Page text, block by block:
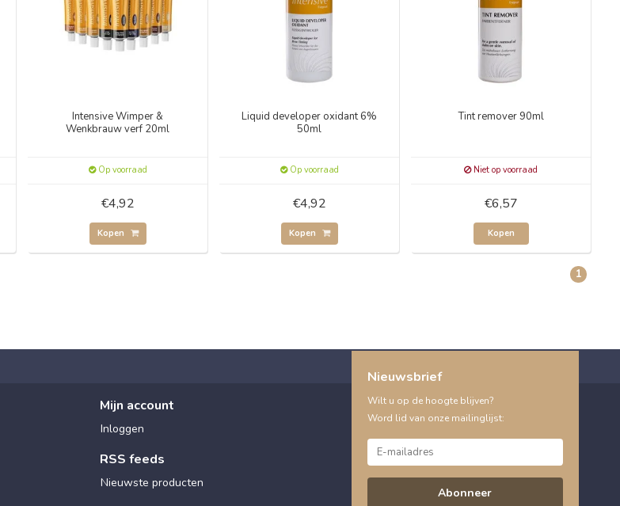
Intensive Wimper &
Wenkbrauw verf 20ml
Op voorraad
€4,92
Kopen
Liquid developer oxidant 6%
50ml
Op voorraad
€4,92
Kopen
Tint remover 90ml
Niet op voorraad
€6,57
Kopen
1
Mijn account
Inloggen
RSS feeds
Nieuwste producten
Nieuwsbrief
Wilt u op de hoogte blijven?
Word lid van onze mailinglijst:
Abonneer